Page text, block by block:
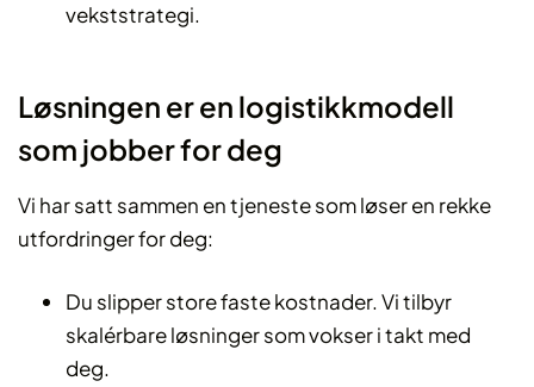
vekststrategi.
Løsningen er en logistikkmodell
som jobber for deg
Vi har satt sammen en tjeneste som løser en rekke
utfordringer for deg:
Du slipper store faste kostnader. Vi tilbyr
skalérbare løsninger som vokser i takt med
deg.